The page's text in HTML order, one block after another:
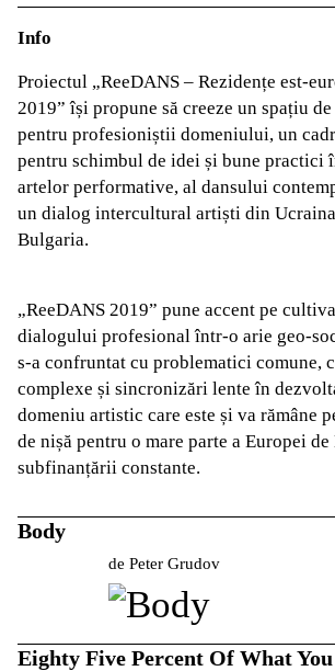
Info
Proiectul „ReeDANS – Rezidențe est-
2019” își propune să creeze un spațiu
pentru profesioniștii domeniului, un
pentru schimbul de idei și bune practici
artelor performative, al dansului
un dialog intercultural artiști din
Bulgaria.
„ReeDANS 2019” pune accent pe
dialogului profesional într-o arie geo-
s-a confruntat cu problematici comune,
complexe și sincronizări lente în
domeniu artistic care este și va rămâne
de nișă pentru o mare parte a Europei
subfinanțării constante.
Body
de Peter Grudov
Eighty Five Percent Of What